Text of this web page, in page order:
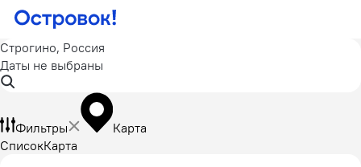
Строгино, Россия
Даты не выбраны
Фильтры
Карта
СписокКарта